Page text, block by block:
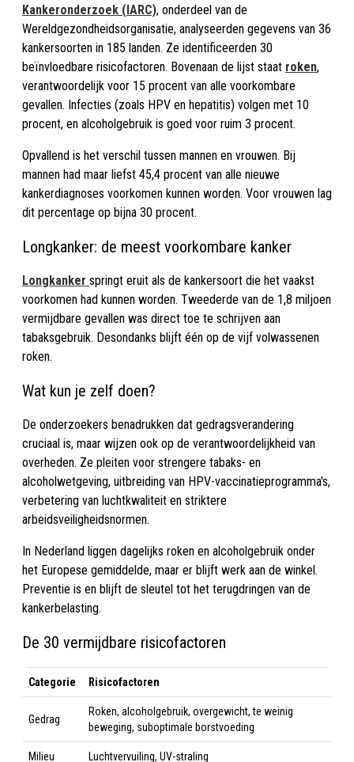
Kankeronderzoek (IARC), onderdeel van de
Wereldgezondheidsorganisatie, analyseerden gegevens van 36
kankersoorten in 185 landen. Ze identificeerden 30
beïnvloedbare risicofactoren. Bovenaan de lijst staat roken,
verantwoordelijk voor 15 procent van alle voorkombare
gevallen. Infecties (zoals HPV en hepatitis) volgen met 10
procent, en alcoholgebruik is goed voor ruim 3 procent.
Opvallend is het verschil tussen mannen en vrouwen. Bij
mannen had maar liefst 45,4 procent van alle nieuwe
kankerdiagnoses voorkomen kunnen worden. Voor vrouwen lag
dit percentage op bijna 30 procent.​
Longkanker: de meest voorkombare kanker
Longkanker springt eruit als de kankersoort die het vaakst
voorkomen had kunnen worden. Tweederde van de 1,8 miljoen
vermijdbare gevallen was direct toe te schrijven aan
tabaksgebruik. Desondanks blijft één op de vijf volwassenen
roken.​
Wat kun je zelf doen?
De onderzoekers benadrukken dat gedragsverandering
cruciaal is, maar wijzen ook op de verantwoordelijkheid van
overheden. Ze pleiten voor strengere tabaks- en
alcoholwetgeving, uitbreiding van HPV-vaccinatieprogramma's,
verbetering van luchtkwaliteit en striktere
arbeidsveiligheidsnormen.
In Nederland liggen dagelijks roken en alcoholgebruik onder
het Europese gemiddelde, maar er blijft werk aan de winkel.
Preventie is en blijft de sleutel tot het terugdringen van de
kankerbelasting.
De 30 vermijdbare risicofactoren
Categorie Risicofactoren
Gedrag
Roken, alcoholgebruik, overgewicht, te weinig
beweging, suboptimale borstvoeding
Milieu Luchtvervuiling, UV-straling